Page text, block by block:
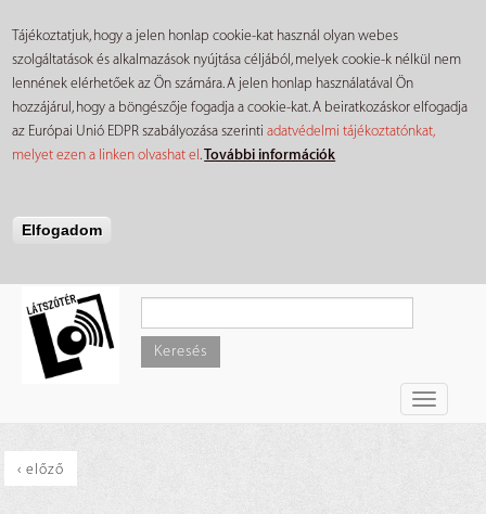
Tájékoztatjuk, hogy a jelen honlap cookie-kat használ olyan webes
szolgáltatások és alkalmazások nyújtása céljából, melyek cookie-k nélkül nem
lennének elérhetőek az Ön számára. A jelen honlap használatával Ön
hozzájárul, hogy a böngészője fogadja a cookie-kat. A beiratkozáskor elfogadja
az Európai Unió EDPR szabályozása szerintiadatvédelmi tájékoztatónkat,
melyet ezen a linken olvashat el.További információk
Elfogadom
tartalomra
Keresés
Toggle
‹ előző